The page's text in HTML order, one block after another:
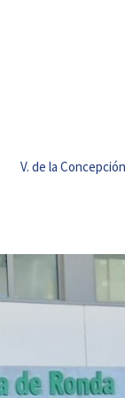
V. de la Concepción